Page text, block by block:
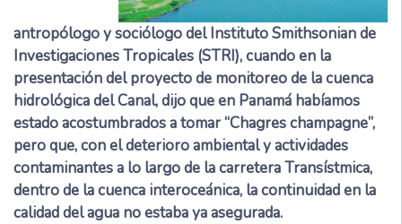
antropólogo y sociólogo del Instituto Smithsonian de
Investigaciones Tropicales (STRI), cuando en la
presentación del proyecto de monitoreo de la cuenca
hidrológica del Canal, dijo que en Panamá habíamos
estado acostumbrados a tomar “Chagres champagne”,
pero que, con el deterioro ambiental y actividades
contaminantes a lo largo de la carretera Transístmica,
dentro de la cuenca interoceánica, la continuidad en la
calidad del agua no estaba ya asegurada.